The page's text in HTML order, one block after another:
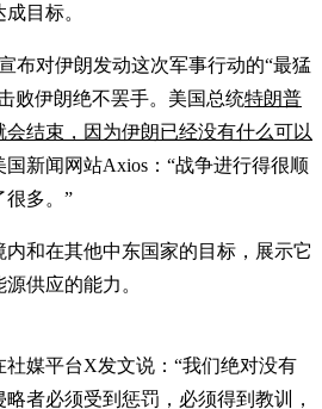
目标。
布对伊朗发动这次军事行动的“最猛
败伊朗绝不罢手。美国总统特朗普
会结束，因为伊朗已经没有什么可以
国新闻网站Axios：“战争进行得很顺
很多。”
和在其他中东国家的目标，展示它
供应的能力。
媒平台X发文说：“我们绝对没有
者必须受到惩罚，必须得到教训，